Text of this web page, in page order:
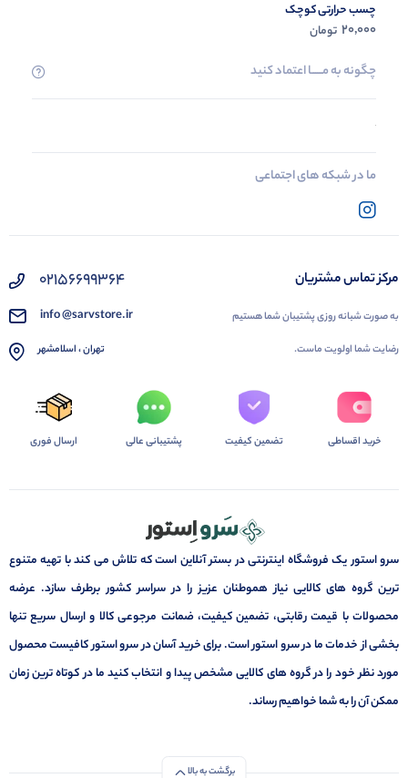
چسب حرارتی کوچک
20,000 تومان
چگونه به مــــــا اعتماد کنید
ما در شبکه های اجتماعی
مرکز تماس مشتریان
به صورت شبانه روزی پشتیبان شما هستیم
رضایت شما اولویت ماست.
02156699364
info @sarvstore.ir
تهران ، اسلامشهر
خرید اقساطی تضمین کیفیت پشتیبانی عالی ارسال فوری
سرو استور یک فروشگاه اینترنتی در بستر آنلاین است که تلاش می کند با تهیه متنوع
ترین گروه های کالایی نیاز هموطنان عزیز را در سراسر کشور برطرف سازد. عرضه
محصولات با قیمت رقابتی، تضمین کیفیت، ضمانت مرجوعی کالا و ارسال سریع تنها
بخشی از خدمات ما در سرو استور است. برای خرید آسان در سرو استور کافیست محصول
مورد نظر خود را در گروه های کالایی مشخص پیدا و انتخاب کنید ما در کوتاه ترین زمان
ممکن آن را به شما خواهیم رساند.
برگشت به بالا